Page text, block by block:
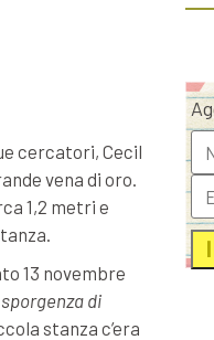
cercatori, Cecil
vena di oro.
1,2 metri e
13 novembre
di
stanza c’era